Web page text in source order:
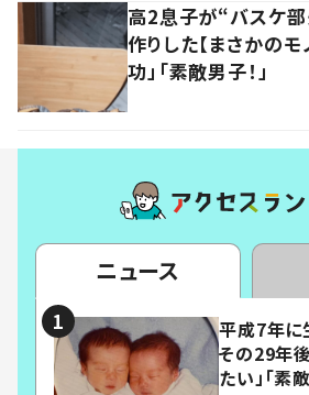
高2息子が“バスケ
作りした【まさかの
功」「素敵男子！」
ニュース
平成7年
その29年
たい」「素